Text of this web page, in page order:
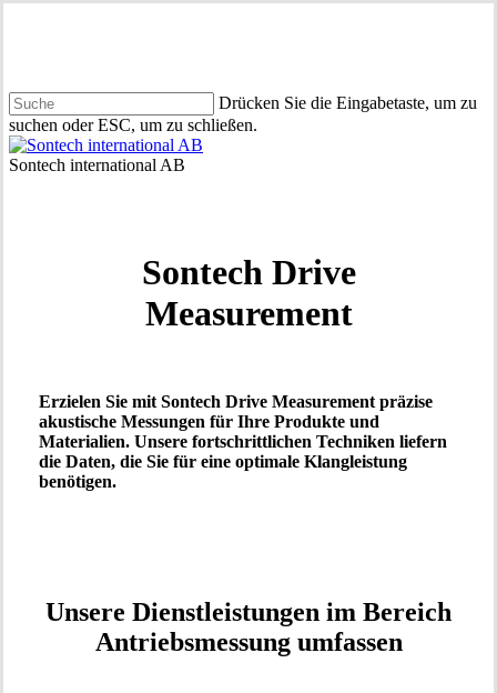
Drücken Sie die Eingabetaste, um zu
suchen oder ESC, um zu schließen.
Suche
schließen
Menü
Sontech Drive
Measurement
Erzielen Sie mit Sontech Drive Measurement präzise
akustische Messungen für Ihre Produkte und
Materialien. Unsere fortschrittlichen Techniken liefern
die Daten, die Sie für eine optimale Klangleistung
benötigen.
Unsere Dienstleistungen im Bereich
Antriebsmessung umfassen